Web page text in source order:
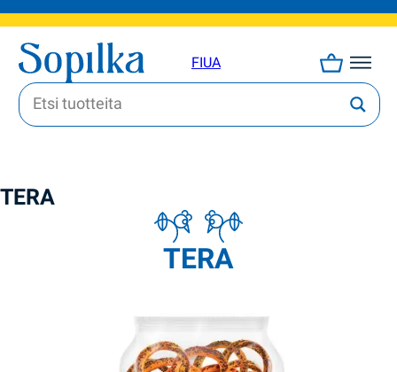
FIUA
TERA
TERA